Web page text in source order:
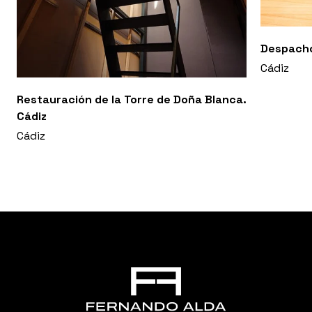
Restauración de la Torre de Doña Blanca.
Cádiz
Cádiz
Cádiz